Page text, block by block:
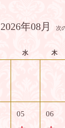
2026年08月 次
水 木
05 06